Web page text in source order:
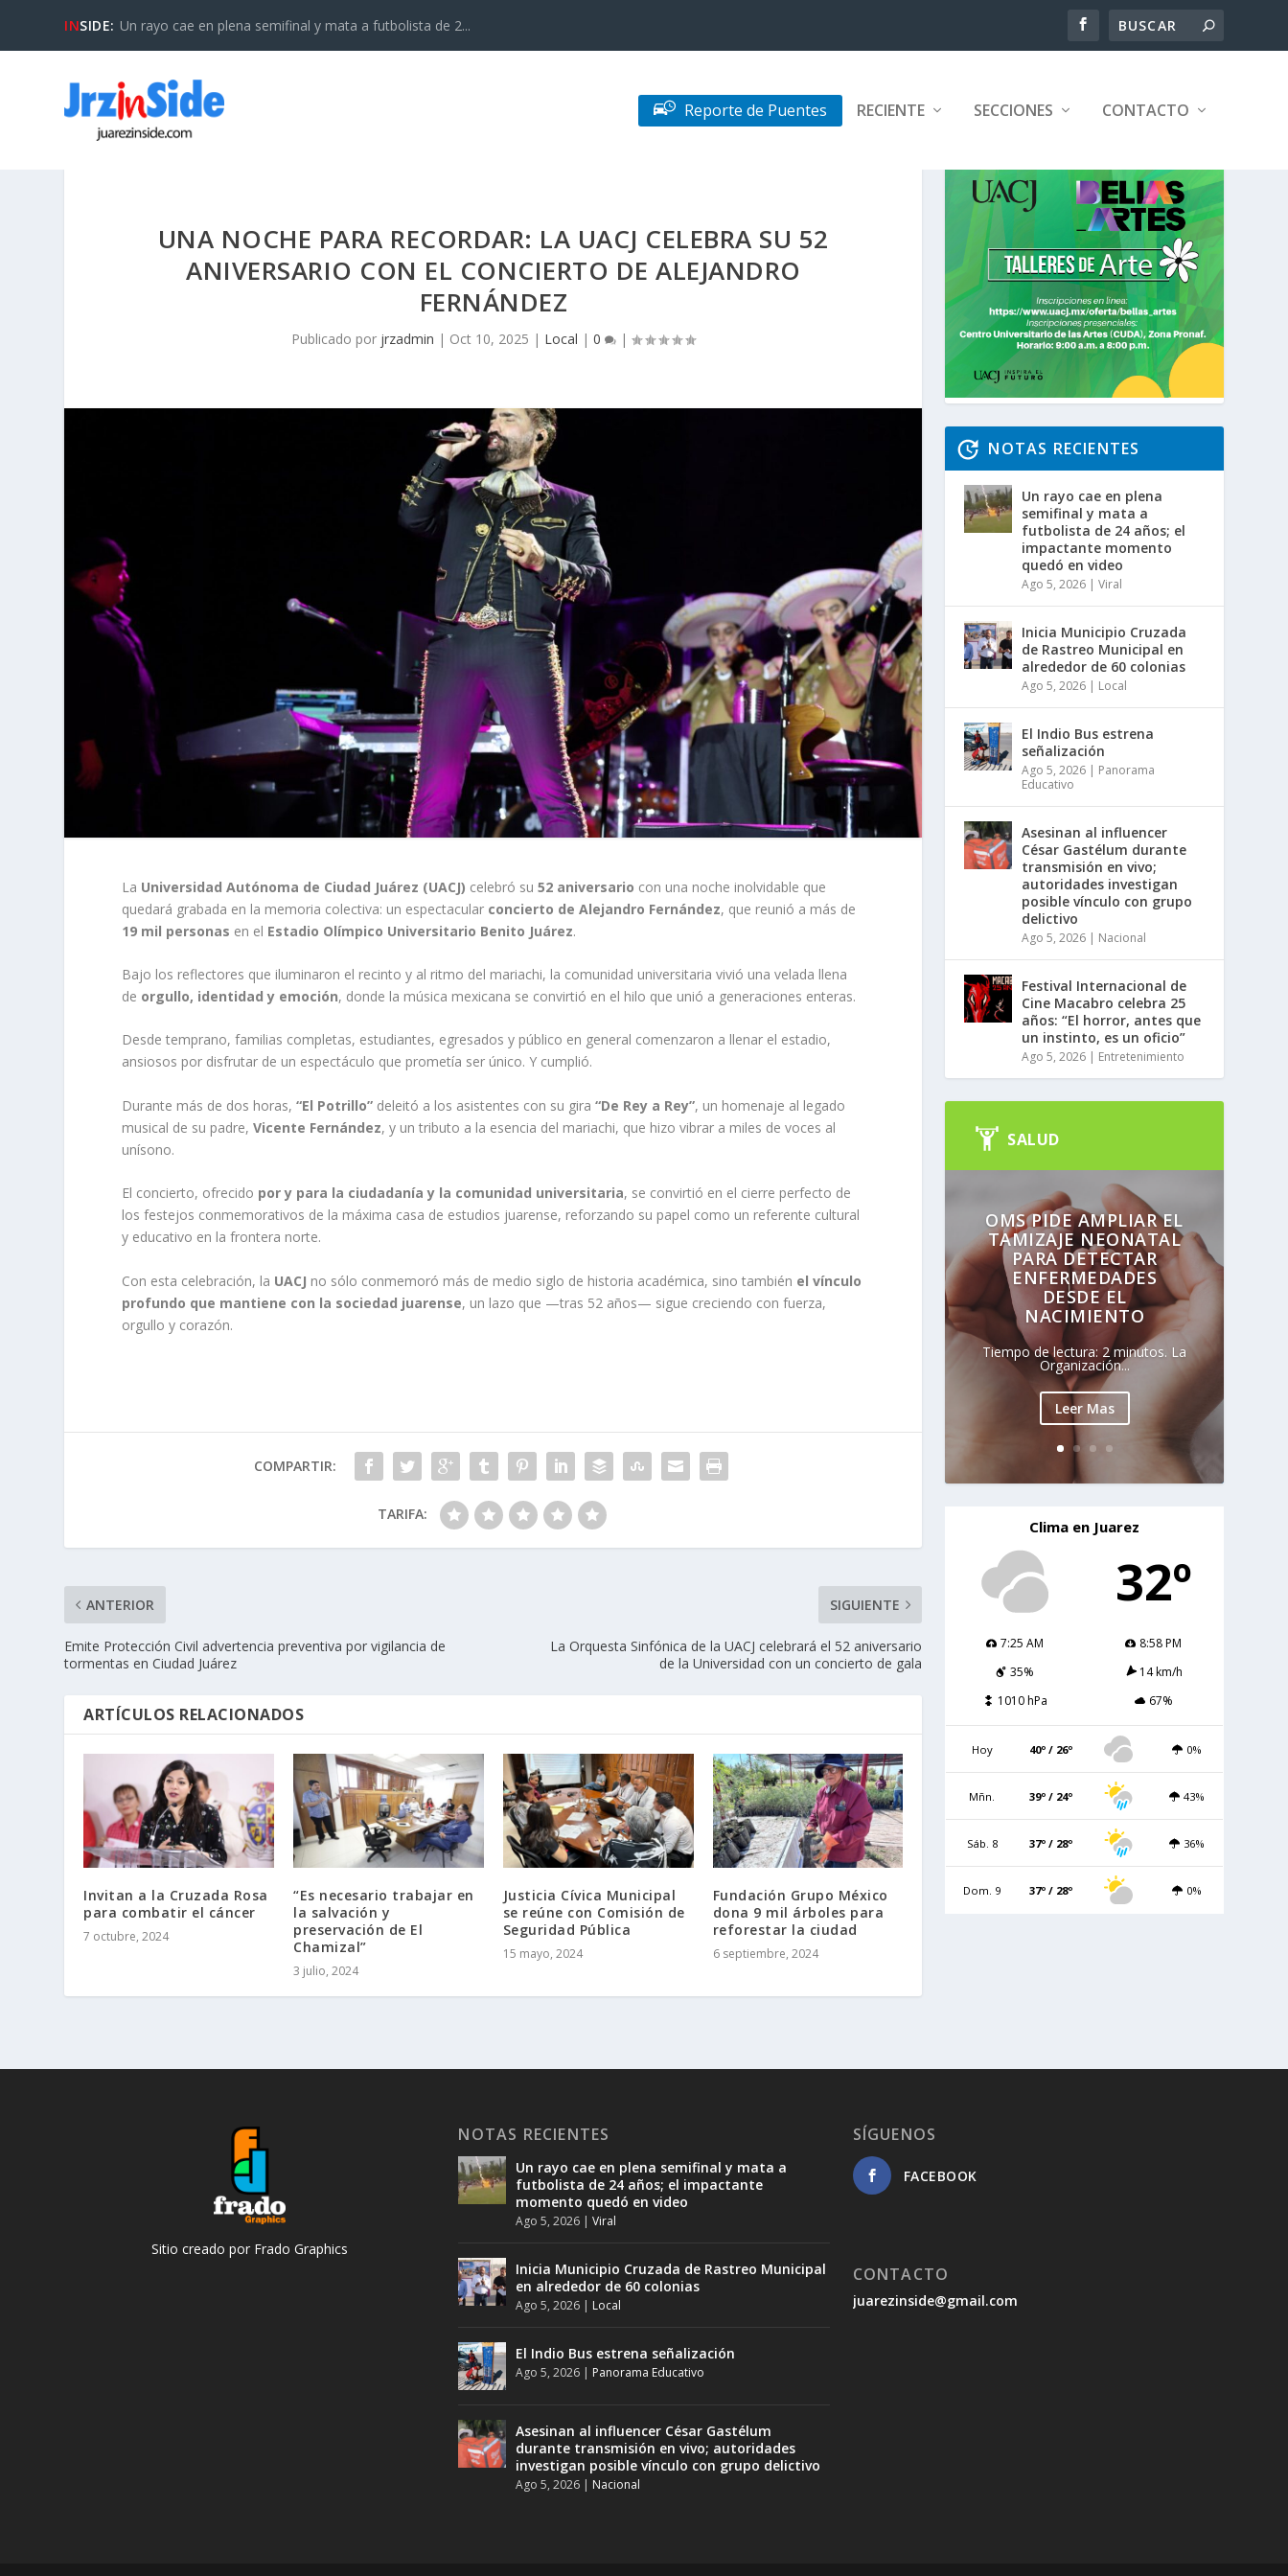
INSIDE: Un rayo cae en plena semifinal y mata a futbolista de 2...
Reporte de Puentes RECIENTE SECCIONES CONTACTO
UNA NOCHE PARA RECORDAR: LA UACJ CELEBRA SU 52
ANIVERSARIO CON EL CONCIERTO DE ALEJANDRO
FERNÁNDEZ
Publicado por jrzadmin | Oct 10, 2025 | Local |0 |
La Universidad Autónoma de Ciudad Juárez (UACJ) celebró su52 aniversario con una noche inolvidable que
quedará grabada en la memoria colectiva: un espectacular concierto de Alejandro Fernández, que reunió a más de
19 mil personas en el Estadio Olímpico Universitario Benito Juárez.
Bajo los reflectores que iluminaron el recinto y al ritmo del mariachi, la comunidad universitaria vivió una velada llena
de orgullo, identidad y emoción, donde la música mexicana se convirtió en el hilo que unió a generaciones enteras.
Desde temprano, familias completas, estudiantes, egresados y público en general comenzaron a llenar el estadio,
ansiosos por disfrutar de un espectáculo que prometía ser único. Y cumplió.
Durante más de dos horas,“El Potrillo” deleitó a los asistentes con su gira“De Rey a Rey”, un homenaje al legado
musical de su padre,Vicente Fernández, y un tributo a la esencia del mariachi, que hizo vibrar a miles de voces al
unísono.
El concierto, ofrecido por y para la ciudadanía y la comunidad universitaria, se convirtió en el cierre perfecto de
los festejos conmemorativos de la máxima casa de estudios juarense, reforzando su papel como un referente cultural
y educativo en la frontera norte.
Con esta celebración, la UACJ no sólo conmemoró más de medio siglo de historia académica, sino también el vínculo
profundo que mantiene con la sociedad juarense, un lazo que —tras 52 años— sigue creciendo con fuerza,
orgullo y corazón.
COMPARTIR:
TARIFA:
ANTERIOR
Emite Protección Civil advertencia preventiva por vigilancia de
tormentas en Ciudad Juárez
SIGUIENTE
La Orquesta Sinfónica de la UACJ celebrará el 52 aniversario
de la Universidad con un concierto de gala
ARTÍCULOS RELACIONADOS
Invitan a la Cruzada Rosa
para combatir el cáncer
7 octubre, 2024
“Es necesario trabajar en
la salvación y
preservación de El
Chamizal”
3 julio, 2024
Justicia Cívica Municipal
se reúne con Comisión de
Seguridad Pública
15 mayo, 2024
Fundación Grupo México
dona 9 mil árboles para
reforestar la ciudad
6 septiembre, 2024
NOTAS RECIENTES
Un rayo cae en plena
semifinal y mata a
futbolista de 24 años; el
impactante momento
quedó en video
Ago 5, 2026 |Viral
Inicia Municipio Cruzada
de Rastreo Municipal en
alrededor de 60 colonias
Ago 5, 2026 | Local
El Indio Bus estrena
señalización
Ago 5, 2026 | Panorama
Educativo
Asesinan al influencer
César Gastélum durante
transmisión en vivo;
autoridades investigan
posible vínculo con grupo
delictivo
Ago 5, 2026 | Nacional
Festival Internacional de
Cine Macabro celebra 25
años: “El horror, antes que
un instinto, es un oficio”
Ago 5, 2026 | Entretenimiento
SALUD
OMS PIDE AMPLIAR EL
TAMIZAJE NEONATAL
PARA DETECTAR
ENFERMEDADES
DESDE EL
NACIMIENTO
Tiempo de lectura: 2 minutos. La
Organización...
Leer Mas
Clima en Juarez
32º
7:25 AM
8:58 PM
35%
14 km/h
1010 hPa
67%
Hoy 40º / 26º 0%
Mñn. 39º / 24º 43%
Sáb. 8 37º / 28º 36%
Dom. 9 37º / 28º 0%
Sitio creado por Frado Graphics
NOTAS RECIENTES
Un rayo cae en plena semifinal y mata a
futbolista de 24 años; el impactante
momento quedó en video
Ago 5, 2026 |Viral
Inicia Municipio Cruzada de Rastreo Municipal
en alrededor de 60 colonias
Ago 5, 2026 | Local
El Indio Bus estrena señalización
Ago 5, 2026 | Panorama Educativo
Asesinan al influencer César Gastélum
durante transmisión en vivo; autoridades
investigan posible vínculo con grupo delictivo
Ago 5, 2026 | Nacional
SÍGUENOS
FACEBOOK
CONTACTO
juarezinside@gmail.com